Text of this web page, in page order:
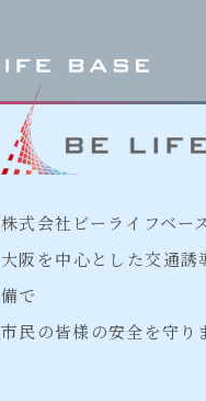
株式会社ビーライフベー
大阪を中心とした交通誘
備で
市民の皆様の安全を守り